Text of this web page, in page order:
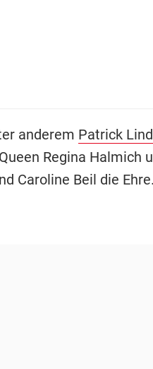
anderem Patrick
Regina Halmich
Caroline Beil die